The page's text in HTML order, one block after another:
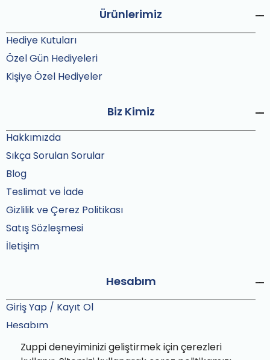
Zuppi deneyiminizi geliştirmek için çerezleri
Ürünlerimiz
Hediye Kutuları
Özel Gün Hediyeleri
Kişiye Özel Hediyeler
Biz Kimiz
Hakkımızda
Sıkça Sorulan Sorular
Blog
Teslimat ve İade
Gizlilik ve Çerez Politikası
Satış Sözleşmesi
İletişim
Hesabım
Giriş Yap / Kayıt Ol
Hesabım
Siparişlerim